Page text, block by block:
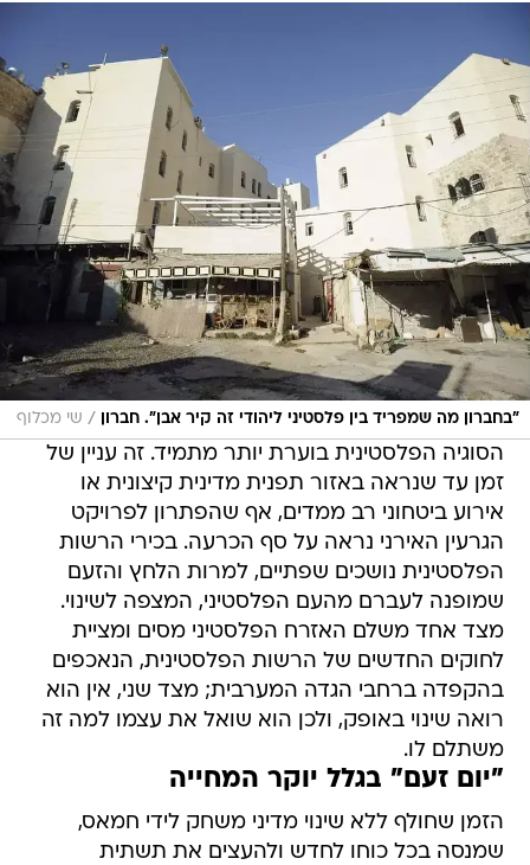
"בחברון מה שמפריד בין פלסטיני ליהודי זה קיר אבן". חברון / שי מכלוף
הסוגיה הפלסטינית בוערת יותר מתמיד. זה עניין של
זמן עד שנראה באזור תפנית מדינית קיצונית או
אירוע ביטחוני רב ממדים, אף שהפתרון לפרויקט
הגרעין האירני נראה על סף הכרעה. בכירי הרשות
הפלסטינית נושכים שפתיים, למרות הלחץ והזעם
שמופנה לעברם מהעם הפלסטיני, המצפה לשינוי.
מצד אחד משלם האזרח הפלסטיני מסים ומציית
לחוקים החדשים של הרשות הפלסטינית, הנאכפים
בהקפדה ברחבי הגדה המערבית; מצד שני, אין הוא
רואה שינוי באופק, ולכן הוא שואל את עצמו למה זה
משתלם לו.
"יום זעם" בגלל יוקר המחייה
הזמן שחולף ללא שינוי מדיני משחק לידי חמאס,
שמנסה בכל כוחו לחדש ולהעצים את תשתית